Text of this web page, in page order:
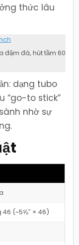
thức lâu
đậm đà, hút tầm 60
dạng tubo
“go-to stick”
nhờ sự
46 (~5⅝″ × 46)